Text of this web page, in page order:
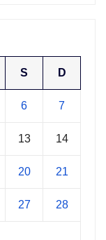
S D
6 7
13 14
20 21
27 28